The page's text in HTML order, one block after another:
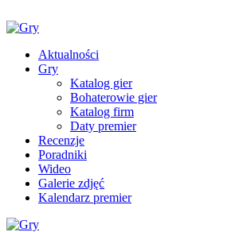
Aktualności
Gry
Katalog gier
Bohaterowie gier
Katalog firm
Daty premier
Recenzje
Poradniki
Wideo
Galerie zdjęć
Kalendarz premier